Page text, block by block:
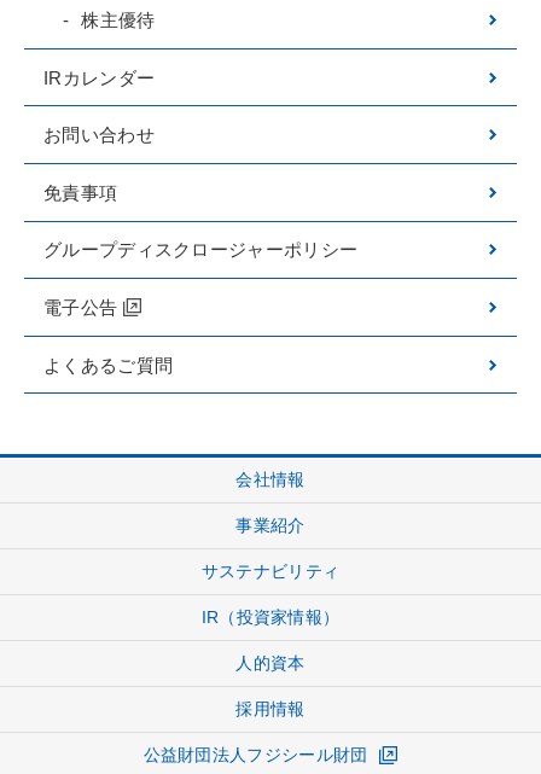
株主優待
IRカレンダー
お問い合わせ
免責事項
グループディスクロージャーポリシー
電子公告
よくあるご質問
会社情報
事業紹介
サステナビリティ
IR（投資家情報）
人的資本
採用情報
公益財団法人フジシール財団
事業紹介
事業紹介
シュリンクラベル事業
ソフトパウチ事業
機械事業
Deep IS® （個体識別技術）
マテリアリティ
ESGヒストリー